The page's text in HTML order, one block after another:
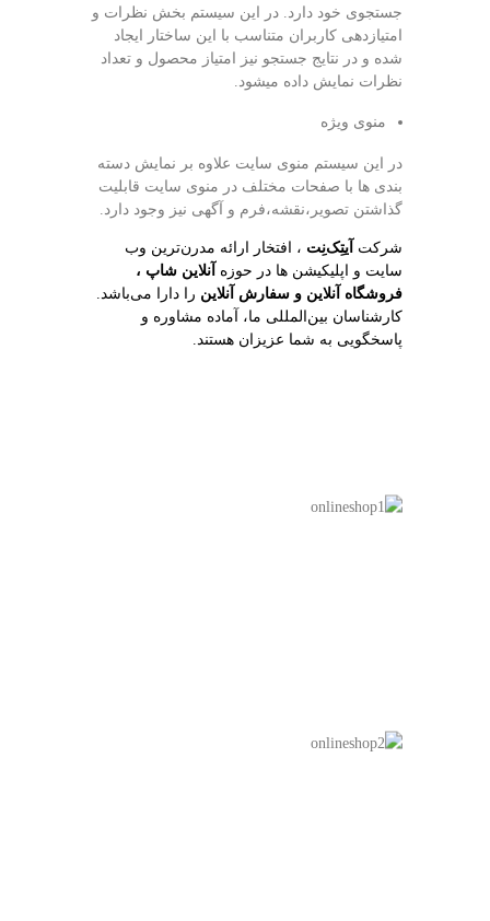
جستجوی خود دارد. در این سیستم بخش نظرات و
امتیازدهی کاربران متناسب با این ساختار ایجاد
شده و در نتایج جستجو نیز امتیاز محصول و تعداد
نظرات نمایش داده میشود.
منوی ویژه
در این سیستم منوی سایت علاوه بر نمایش دسته
بندی ها با صفحات مختلف در منوی سایت قابلیت
گذاشتن تصویر،نقشه،فرم و آگهی نیز وجود دارد.
شرکت آیتِک‌نِت ، افتخار ارائه مدرن‌ترین وب
سایت و اپلیکیشن ها در حوزه آنلاین شاپ ،
فروشگاه آنلاین و سفارش آنلاین را دارا می‌باشد.
کارشناسان بین‌المللی ما، آماده مشاوره و
پاسخگویی به شما عزیزان هستند.